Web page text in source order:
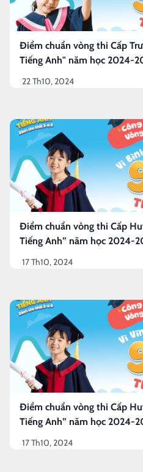
Điểm chuẩn vòng thi Cấp
Tiếng Anh" năm học 2024-
22 Th10, 2024
Điểm chuẩn vòng thi Cấp
Tiếng Anh” năm học 2024-
17 Th10, 2024
Điểm chuẩn vòng thi Cấp
Tiếng Anh” năm học 2024-
17 Th10, 2024